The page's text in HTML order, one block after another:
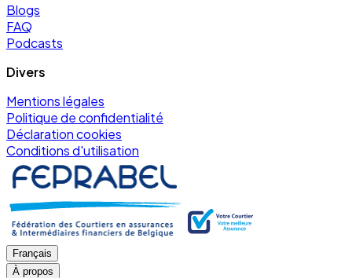
Blogs
FAQ
Podcasts
Divers
Mentions légales
Politique de confidentialité
Déclaration cookies
Conditions d'utilisation
Français
À propos